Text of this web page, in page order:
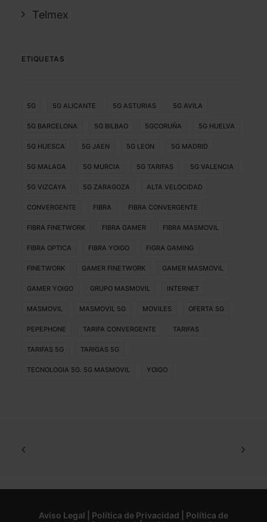
Telmex
ETIQUETAS
5G 5G ALICANTE 5G ASTURIAS 5G AVILA
5G BARCELONA 5G BILBAO 5GCORUÑA 5G HUELVA
5G HUESCA 5G JAEN 5G LEON 5G MADRID
5G MALAGA 5G MURCIA 5G TARIFAS 5G VALENCIA
5G VIZCAYA 5G ZARAGOZA ALTA VELOCIDAD
CONVERGENTE FIBRA FIBRA CONVERGENTE
FIBRA FINETWORK FIBRA GAMER FIBRA MASMOVIL
FIBRA OPTICA FIBRA YOIGO FIGRA GAMING
FINETWORK GAMER FINETWORK GAMER MASMOVIL
GAMER YOIGO GRUPO MASMOVIL INTERNET
MASMOVIL MASMOVIL 5G MOVILES OFERTA 5G
PEPEPHONE TARIFA CONVERGENTE TARIFAS
TARIFAS 5G TARIGAS 5G
TECNOLOGIA 5G. 5G MASMOVIL YOIGO
Aviso Legal Política de Privacidad
Política de